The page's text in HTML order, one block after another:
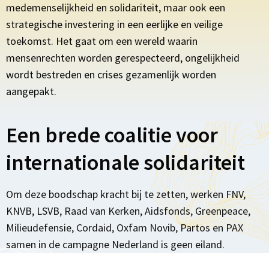
medemenselijkheid en solidariteit, maar ook een
strategische investering in een eerlijke en veilige
toekomst. Het gaat om een wereld waarin
mensenrechten worden gerespecteerd, ongelijkheid
wordt bestreden en crises gezamenlijk worden
aangepakt.
Een brede coalitie voor
internationale solidariteit
Om deze boodschap kracht bij te zetten, werken FNV,
KNVB, LSVB, Raad van Kerken, Aidsfonds, Greenpeace,
Milieudefensie, Cordaid, Oxfam Novib, Partos en PAX
samen in de campagne Nederland is geen eiland.